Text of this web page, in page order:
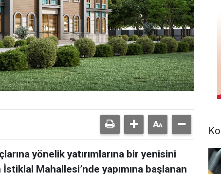
yönelik yatırımlarına bir yenisini
Mahallesi’nde yapımına başlanan